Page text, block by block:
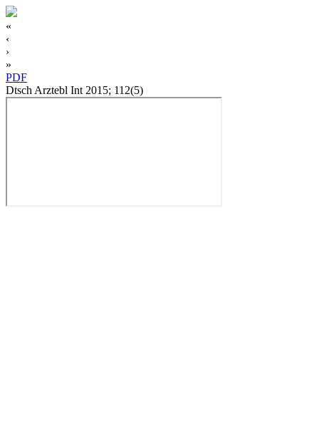
«
‹
›
»
PDF
Dtsch Arztebl Int 2015; 112(5)